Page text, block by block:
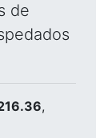
de
,